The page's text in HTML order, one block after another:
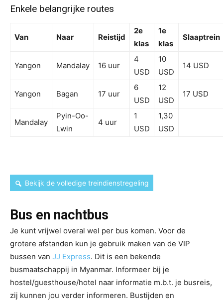
Enkele belangrijke routes
Van Naar Reistijd
2e
klas
1e
klas
Slaaptrein
Yangon Mandalay 16 uur
4
USD
10
USD
14 USD
Yangon Bagan 17 uur
6
USD
12
USD
17 USD
Mandalay
Pyin-Oo-
Lwin
4 uur
1
USD
1,30
USD
Bekijk de volledige treindienstregeling
Bus en nachtbus
Je kunt vrijwel overal wel per bus komen. Voor de
grotere afstanden kun je gebruik maken van de VIP
bussen van JJ Express. Dit is een bekende
busmaatschappij in Myanmar. Informeer bij je
hostel/guesthouse/hotel naar informatie m.b.t. je busreis,
zij kunnen jou verder informeren. Bustijden en